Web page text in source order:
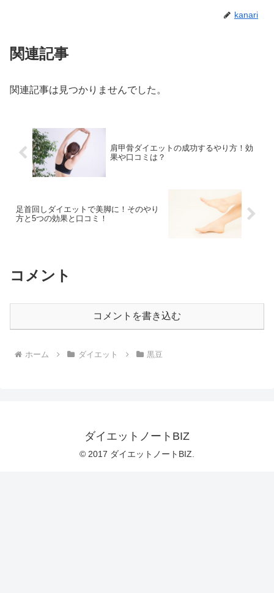
kanari
関連記事
関連記事は見つかりませんでした。
肩甲骨ダイエットの成功するやり方！効
果や口コミは？
足首回しダイエットで美脚に！そのやり
方と5つの効果と口コミ！
コメント
コメントを書き込む
ホーム ダイエット 黒豆
ダイエットノートBIZ
© 2017 ダイエットノートBIZ.